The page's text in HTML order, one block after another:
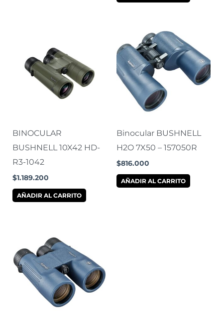
BINOCULAR
BUSHNELL 10X42 HD-
R3-1042
$1.189.200
AÑADIR AL CARRITO
Binocular BUSHNELL
H2O 7X50 – 157050R
$816.000
AÑADIR AL CARRITO